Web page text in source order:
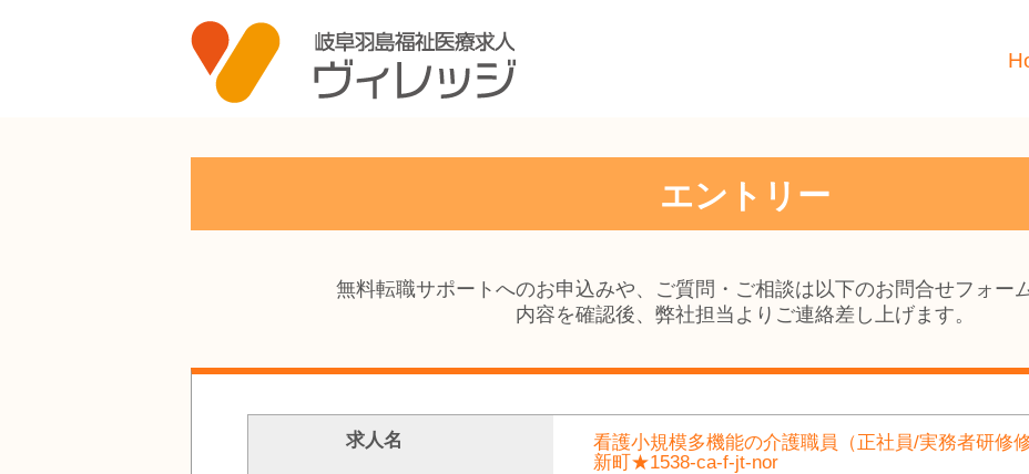
エントリー
無料転職サポートへのお申込みや、ご質問・ご相談は以下のお問合せフォー
内容を確認後、弊社担当よりご連絡差し上げます。
求人名
看護小規模多機能の介護職員（正社員/実務者研修
新町★1538-ca-f-jt-nor